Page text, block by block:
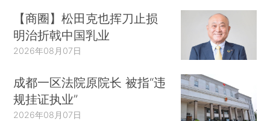
【商圈】松田克也挥刀止损
明治折戟中国乳业
2026年08月07日
成都一区法院原院长 被指“违
规挂证执业”
2026年08月07日